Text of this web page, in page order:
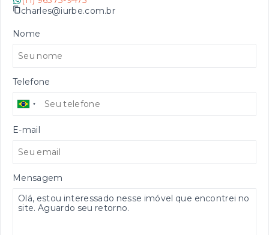
charles@iurbe.com.br
Nome
Telefone
E-mail
Mensagem